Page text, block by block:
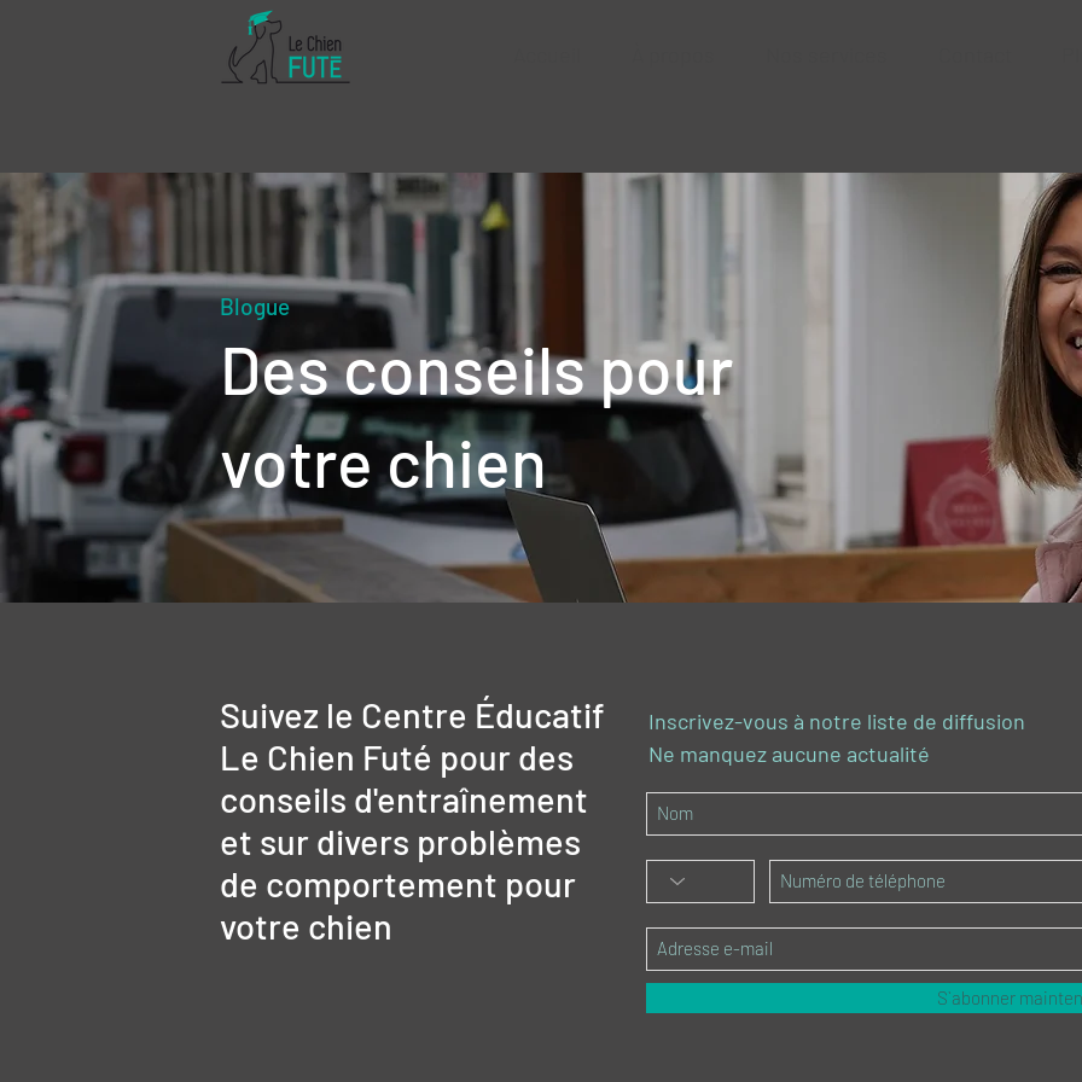
Blogue
Des conseils pour
votre chien
Suivez le Centre Éducatif
Le Chien Futé pour des
conseils d'entraînement
et sur divers problèmes
de comportement pour
votre chien
Inscrivez-vous à notre liste de diffusion
Ne manquez aucune actualité
S`abonner